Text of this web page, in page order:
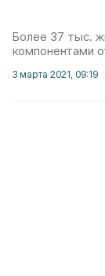
Более 37 тыс.
компонентами
3 марта 2021, 09:19